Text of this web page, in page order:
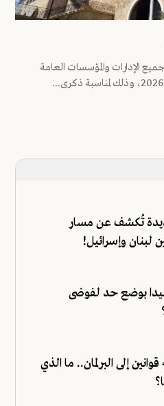
الإدارات والمؤسسات العامة
تُكشف عن مسار
لبنان وإسرائيل!
بوضع حد لفوضى
عون يعيد 4 قوانين إلى البرلمان.. ما الذي